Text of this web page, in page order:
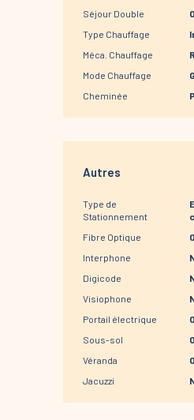
Séjour Double
Type Chauffage
Méca. Chauffage
Mode Chauffage
Cheminée
Autres
Type de
Stationnement
Fibre Optique
Interphone
Digicode
Visiophone
Portail électrique
Sous-sol
Véranda
Jacuzzi